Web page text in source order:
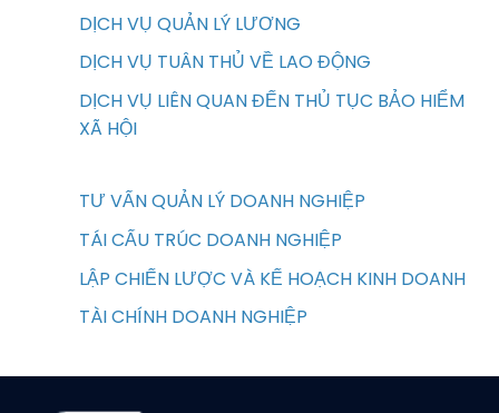
DỊCH VỤ QUẢN LÝ LƯƠNG
DỊCH VỤ TUÂN THỦ VỀ LAO ĐỘNG
DỊCH VỤ LIÊN QUAN ĐẾN THỦ TỤC BẢO HIỂM
XÃ HỘI
TƯ VẤN QUẢN LÝ DOANH NGHIỆP
TÁI CẤU TRÚC DOANH NGHIỆP
LẬP CHIẾN LƯỢC VÀ KẾ HOẠCH KINH DOANH
TÀI CHÍNH DOANH NGHIỆP